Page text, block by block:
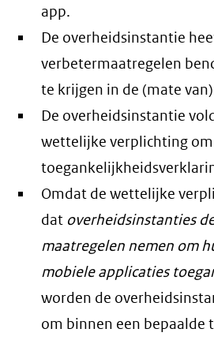
app.
De overheidsinstantie
verbetermaatregelen
te krijgen in de (mate
De overheidsinstantie
wettelijke verplichting
Omdat de wettelijke
dat overheidsinstanties
maatregelen nemen om
mobiele applicaties
worden de
om binnen een bepaalde